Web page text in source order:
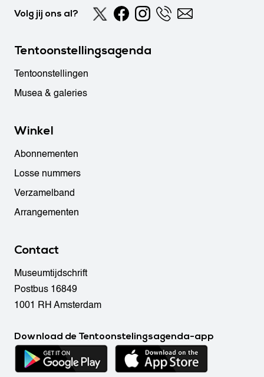
Volg jij ons al?
Tentoonstellingsagenda
Tentoonstellingen
Musea & galeries
Winkel
Abonnementen
Losse nummers
Verzamelband
Arrangementen
Contact
Museumtijdschrift
Postbus 16849
1001 RH Amsterdam
Download de Tentoonstelingsagenda-app